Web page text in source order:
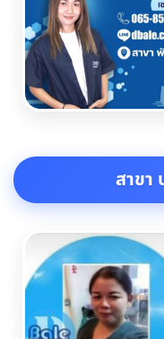
สาขา